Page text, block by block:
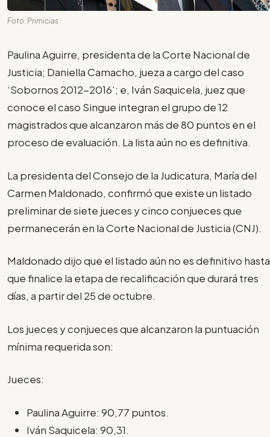
Foto: Primicias
Paulina Aguirre, presidenta de la Corte Nacional de
Justicia; Daniella Camacho, jueza a cargo del caso
‘Sobornos 2012-2016’; e, Iván Saquicela, juez que
conoce el caso Singue integran el grupo de 12
magistrados que alcanzaron más de 80 puntos en el
proceso de evaluación. La lista aún no es definitiva.
La presidenta del Consejo de la Judicatura, María del
Carmen Maldonado, confirmó que existe un listado
preliminar de siete jueces y cinco conjueces que
permanecerán en la Corte Nacional de Justicia (CNJ).
Maldonado dijo que el listado aún no es definitivo hasta
que finalice la etapa de recalificación que durará tres
días, a partir del 25 de octubre.
Los jueces y conjueces que alcanzaron la puntuación
mínima requerida son:
Jueces:
Paulina Aguirre: 90,77 puntos.
Iván Saquicela: 90,31.